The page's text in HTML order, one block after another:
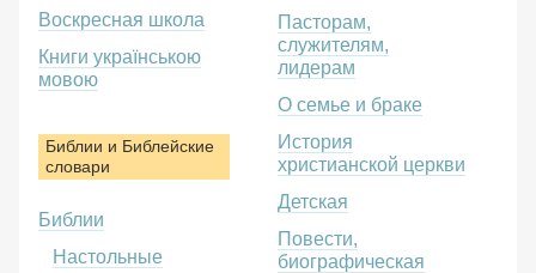
Воскресная школа
Книги українською
мовою
Библии и Библейские
словари
Библии
Настольные
Пасторам,
служителям,
лидерам
О семье и браке
История
христианской церкви
Детская
Повести,
биографическая